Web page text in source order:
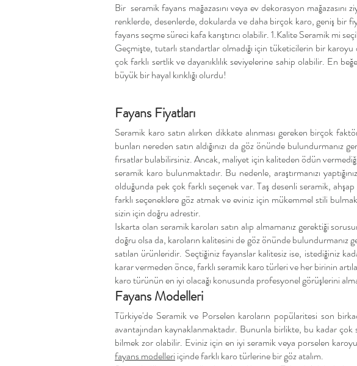
​Bir seramik fayans mağazasını veya ev dekorasyon
renklerde, desenlerde, dokularda ve daha birçok karo, geniş bir
fayans seçme süreci kafa karıştırıcı olabilir. 1.Kalite Seramik mi
Geçmişte, tutarlı standartlar olmadığı için tüketicilerin bir
çok farklı sertlik ve dayanıklılık seviyelerine sahip olabilir. En
büyük bir hayal kırıklığı olurdu!
Fayans Fiyatları
Seramik karo satın alırken dikkate alınması gereken birçok
bunları nereden satın aldığınızı da göz önünde
fırsatlar bulabilirsiniz. Ancak, maliyet için kaliteden ödün
seramik karo bulunmaktadır. Bu nedenle, araştırmanızı
olduğunda pek çok farklı seçenek var. Taş desenli seramik,
farklı seçeneklere göz atmak ve eviniz için mükemmel stili
sizin için doğru adrestir.
Iskarta olan seramik karoları satın alıp almamanız gerektiği
doğru olsa da, karoların kalitesini de göz önünde bulundurmanız
satılan ürünleridir. Seçtiğiniz fayanslar kalitesiz ise, istediğiniz
karar vermeden önce, farklı seramik karo türleri ve her birinin
karo türünün en iyi olacağı konusunda profesyonel görüşlerini
Fayans Modelleri
Türkiye'de Seramik ve Porselen karoların popülaritesi son
avantajından kaynaklanmaktadır. Bununla birlikte, bu kadar çok
bilmek zor olabilir. Eviniz için en iyi seramik veya porselen
fayans modelleri içinde farklı karo türlerine bir göz atalım.